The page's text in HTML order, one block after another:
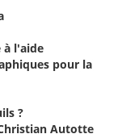
à l'aide
pour la
?
Christian Autotte